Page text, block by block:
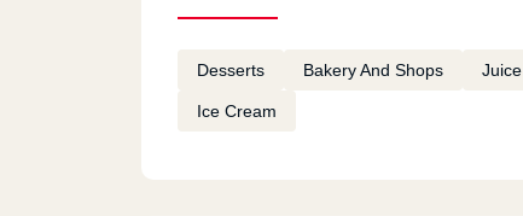
Desserts Bakery And Shops Juice
Ice Cream